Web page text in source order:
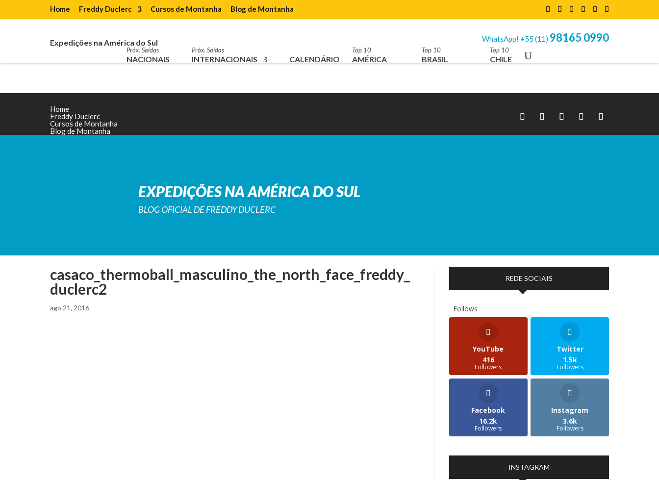
Home Freddy Duclerc Cursos de Montanha Blog de Montanha
Expedições na América do Sul WhatsApp! +55 (11) 98165 0990
Próx. Saídas
NACIONAIS
Próx. Saídas
INTERNACIONAIS CALENDÁRIO
Top 10
AMÉRICA
Top 10
BRASIL
Top 10
CHILE
Home
Freddy Duclerc
Cursos de Montanha
Blog de Montanha
EXPEDIÇÕES NA AMÉRICA DO SUL
BLOG OFICIAL DE FREDDY DUCLERC
casaco_thermoball_masculino_the_north_face_freddy_
duclerc2
ago 21, 2016
REDE SOCIAIS
Follows
YouTube
416
Followers
Twitter
1.5k
Followers
Facebook
16.2k
Followers
Instagram
3.6k
Followers
INSTAGRAM